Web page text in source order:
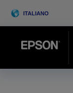
ITALIANO